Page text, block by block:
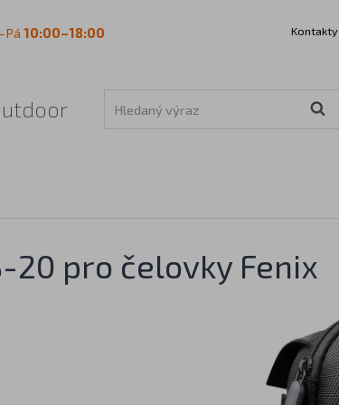
10:00–18:00 Kontakty
20 pro čelovky Fenix